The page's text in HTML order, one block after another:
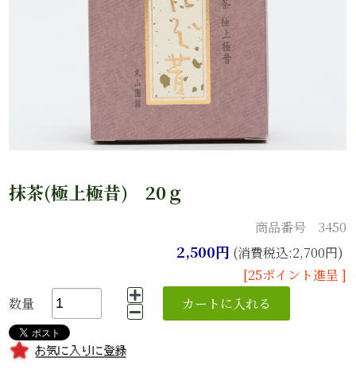
抹茶(極上極昔) 20ｇ
商品番号 3450
2,500円 (消費税込:2,700円)
[25ポイント進呈 ]
数量